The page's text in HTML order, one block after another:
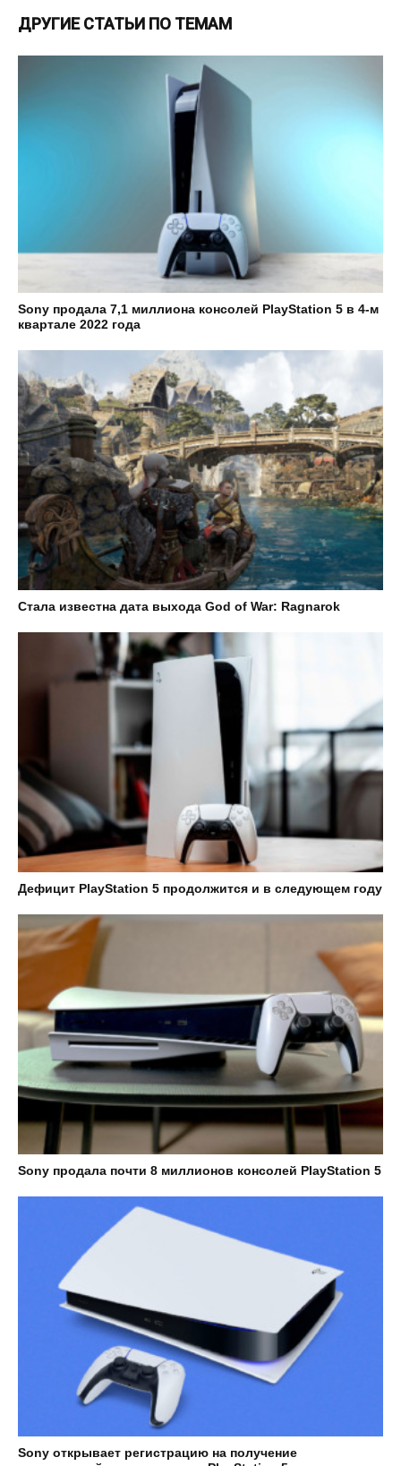
ДРУГИЕ СТАТЬИ ПО ТЕМАМ
Sony продала 7,1 миллиона консолей PlayStation 5 в 4-м
квартале 2022 года
Стала известна дата выхода God of War: Ragnarok
Дефицит PlayStation 5 продолжится и в следующем году
Sony продала почти 8 миллионов консолей PlayStation 5
Sony открывает регистрацию на получение